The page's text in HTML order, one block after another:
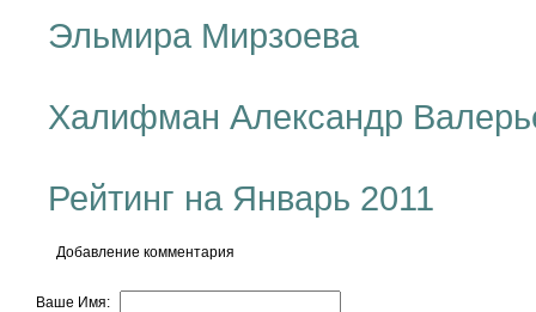
Эльмира Мирзоева
Халифман Александр
Рейтинг на Январь 2011
Добавление комментария
Ваше Имя: